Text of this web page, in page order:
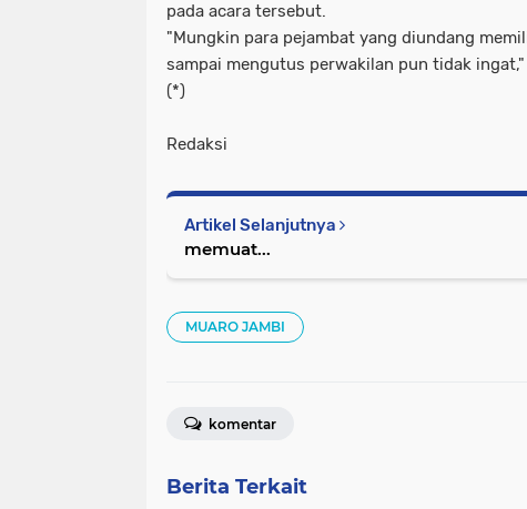
pada acara tersebut.
"Mungkin para pejambat yang diundang
sampai mengutus perwakilan pun tidak
(*)
Redaksi
Artikel Selanjutnya
memuat...
MUARO JAMBI
komentar
Berita Terkait